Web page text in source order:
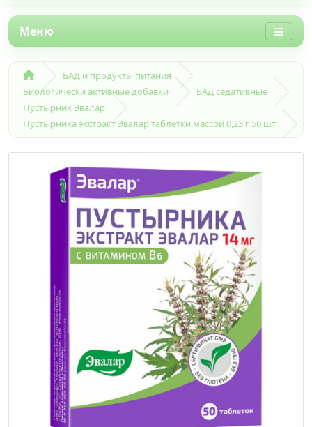
Меню
БАД и продукты питания
Биологически активные добавки
БАД седативные
Пустырник Эвалар
Пустырника экстракт Эвалар таблетки массой 0,23 г 50 шт